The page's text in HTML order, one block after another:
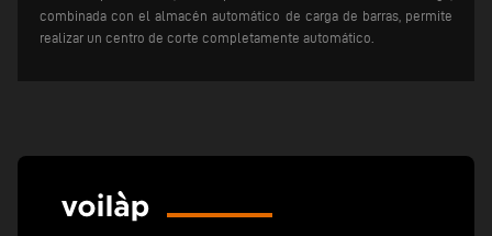
combinada con el almacén automático de carga de barras, permite
realizar un centro de corte completamente automático.